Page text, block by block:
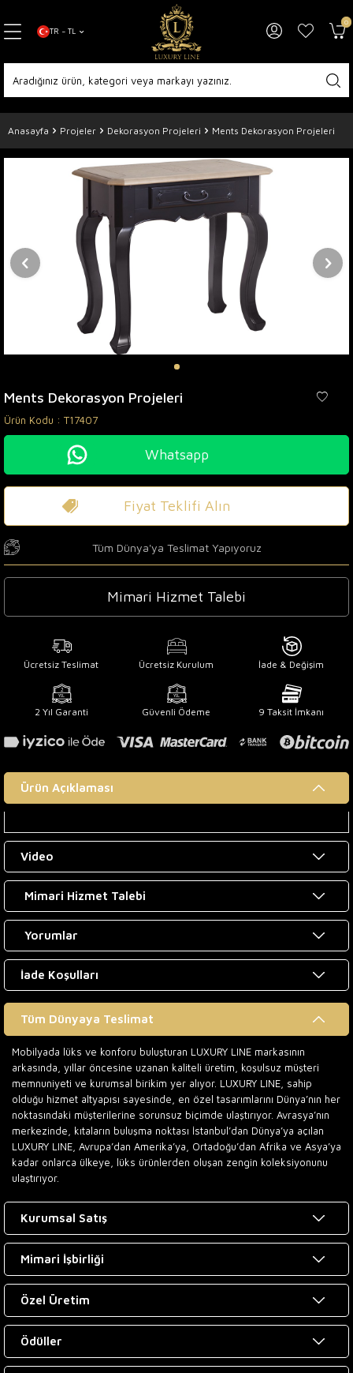
TR − TL
0
Anasayfa Projeler Dekorasyon Projeleri Ments Dekorasyon Projeleri
Ments Dekorasyon Projeleri
Ürün Kodu : T17407
Whatsapp
Fiyat Teklifi Alın
Tüm Dünya'ya Teslimat Yapıyoruz
Mimari Hizmet Talebi
Ücretsiz Teslimat Ücretsiz Kurulum İade & Değişim
2 Yıl Garanti Güvenli Ödeme 9 Taksit İmkanı
Ürün Açıklaması
Video
Mimari Hizmet Talebi
Yorumlar
İade Koşulları
Tüm Dünyaya Teslimat
Mobilyada lüks ve konforu buluşturan LUXURY LINE markasının
arkasında, yıllar öncesine uzanan kaliteli üretim, koşulsuz müşteri
memnuniyeti ve kurumsal birikim yer alıyor. LUXURY LINE, sahip
olduğu hizmet altyapısı sayesinde, en özel tasarımlarını Dünya’nın her
noktasındaki müşterilerine sorunsuz biçimde ulaştırıyor. Avrasya’nın
merkezinde, kıtaların buluşma noktası İstanbul’dan Dünya’ya açılan
LUXURY LINE, Avrupa’dan Amerika’ya, Ortadoğu’dan Afrika ve Asya’ya
kadar onlarca ülkeye, lüks ürünlerden oluşan zengin koleksiyonunu
ulaştırıyor.
Kurumsal Satış
Mimari İşbirliği
Özel Üretim
Ödüller